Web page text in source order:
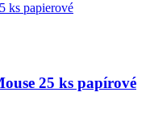
25 ks papírové